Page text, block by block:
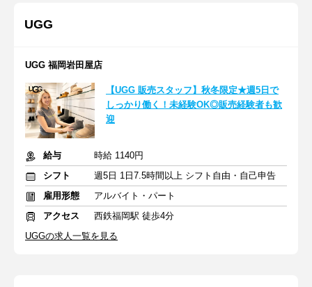
UGG
UGG 福岡岩田屋店
【UGG 販売スタッフ】秋冬限定★週5日で
しっかり働く！未経験OK◎販売経験者も歓
迎
給与
時給 1140円
シフト
週5日 1日7.5時間以上 シフト自由・自己申告
雇用形態
アルバイト・パート
アクセス
西鉄福岡駅 徒歩4分
UGGの求人一覧を見る